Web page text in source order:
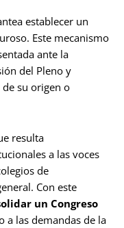
establecer un
Este mecanismo
ante la
del Pleno y
su origen o
resulta
a las voces
de
Con este
un Congreso
a las demandas de la